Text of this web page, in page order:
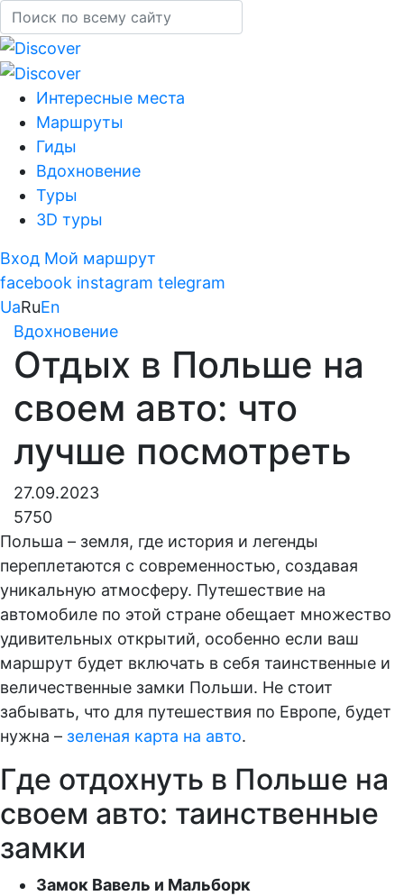
Интересные места
Маршруты
Гиды
Вдохновение
Туры
3D туры
Вход Мой маршрут
facebook instagram telegram
UaRuEn
Вдохновение
Отдых в Польше на
своем авто: что
лучше посмотреть
27.09.2023
5750
Польша – земля, где история и легенды
переплетаются с современностью, создавая
уникальную атмосферу. Путешествие на
автомобиле по этой стране обещает множество
удивительных открытий, особенно если ваш
маршрут будет включать в себя таинственные и
величественные замки Польши. Не стоит
забывать, что для путешествия по Европе, будет
нужна – зеленая карта на авто.
Где отдохнуть в Польше на
своем авто: таинственные
замки
Замок Вавель и Мальборк